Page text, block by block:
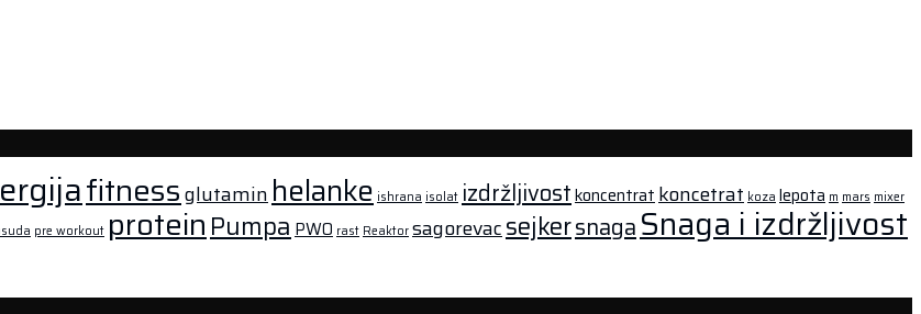
fitnessglutaminhelankeishranaisolatizdržljivostkoncentratkoncetratkozalepotammarsmixer
pre workout proteinPumpaPWOrastReaktorsagorevacsejkersnagaSnaga i izdržljivost